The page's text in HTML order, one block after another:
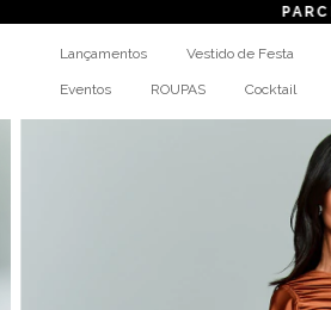
PARCELAMENTO
Lançamentos Vestido de Festa
Eventos ROUPAS Cocktail